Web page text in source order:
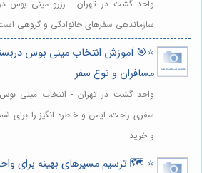
واحد گشت در تهران - رزرو مینی بوس
سازماندهی سفرهای خانوادگی و گروهی
⭐️🎯 آموزش انتخاب مینی بوس
مسافران و نوع سفر
واحد گشت در تهران - انتخاب مینی
سفری راحت، ایمن و خاطره انگیز را
و خرید
⭐️ 🗺️ ترسیم مسیرهای بهینه برای